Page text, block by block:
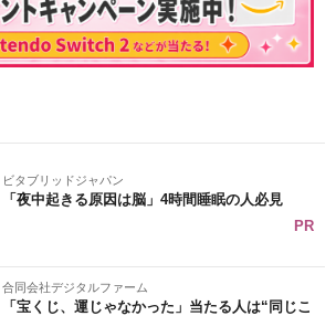
ビタブリッドジャパン
「夜中起きる原因は脳」4時間睡眠の人必見
PR
合同会社デジタルファーム
「宝くじ、運じゃなかった」当たる人は“同じこ